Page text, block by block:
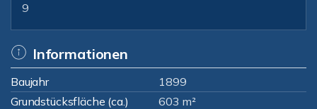
9
Informationen
Baujahr
1899
Grundstücksfläche (ca.)
603 m²